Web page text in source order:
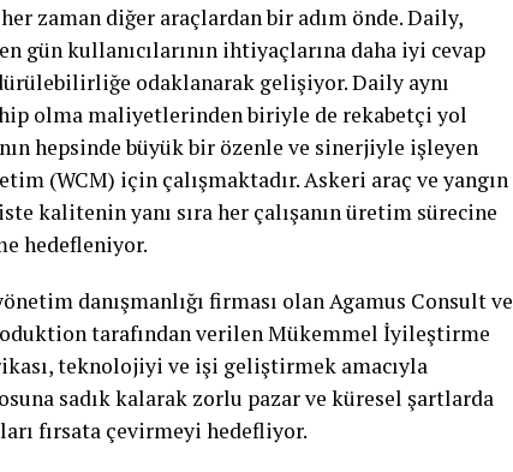
zaman diğer araçlardan bir adım önde. Daily,
gün kullanıcılarının ihtiyaçlarına daha iyi cevap
odaklanarak gelişiyor. Daily aynı
olma maliyetlerinden biriyle de rekabetçi yol
hepsinde büyük bir özenle ve sinerjiyle işleyen
(WCM) için çalışmaktadır. Askeri araç ve yangın
kalitenin yanı sıra her çalışanın üretim sürecine
hedefleniyor.
danışmanlığı firması olan Agamus Consult ve
tarafından verilen Mükemmel İyileştirme
teknolojiyi ve işi geliştirmek amacıyla
sadık kalarak zorlu pazar ve küresel şartlarda
fırsata çevirmeyi hedefliyor.